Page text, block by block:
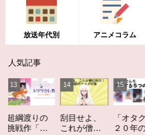
放送年代別 アニメコラム
人気記事
渡りの
作「ト
刮目せよ、
これが僧侶
「オタク歴
２０年の私